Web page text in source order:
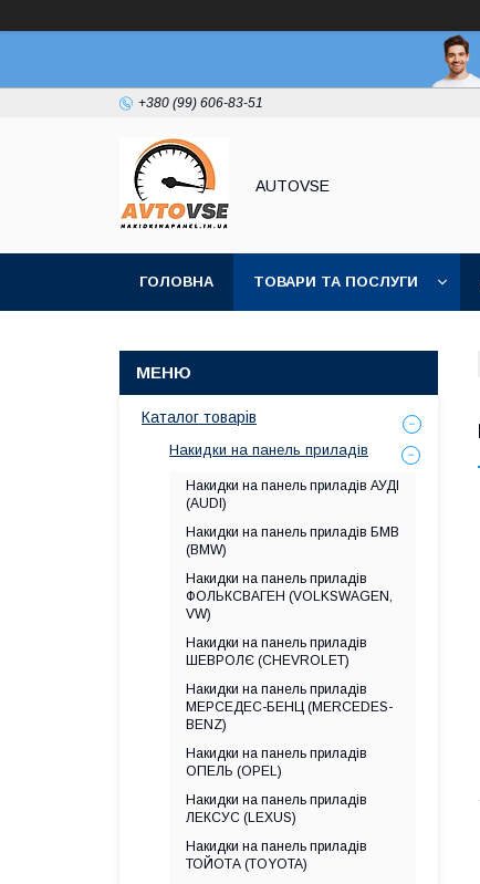
+380 (99) 606-83-51
AUTOVSE
ГОЛОВНА ТОВАРИ ТА ПОСЛУГИ
Каталог товарів
Накидки на панель приладів
Накидки на панель приладів АУДІ
(AUDI)
Накидки на панель приладів БМВ
(BMW)
Накидки на панель приладів
ФОЛЬКСВАГЕН (VOLKSWAGEN,
VW)
Накидки на панель приладів
ШЕВРОЛЄ (CHEVROLET)
Накидки на панель приладів
МЕРСЕДЕС-БЕНЦ (MERCEDES-
BENZ)
Накидки на панель приладів
ОПЕЛЬ (OPEL)
Накидки на панель приладів
ЛЕКСУС (LEXUS)
Накидки на панель приладів
ТОЙОТА (TOYOTA)